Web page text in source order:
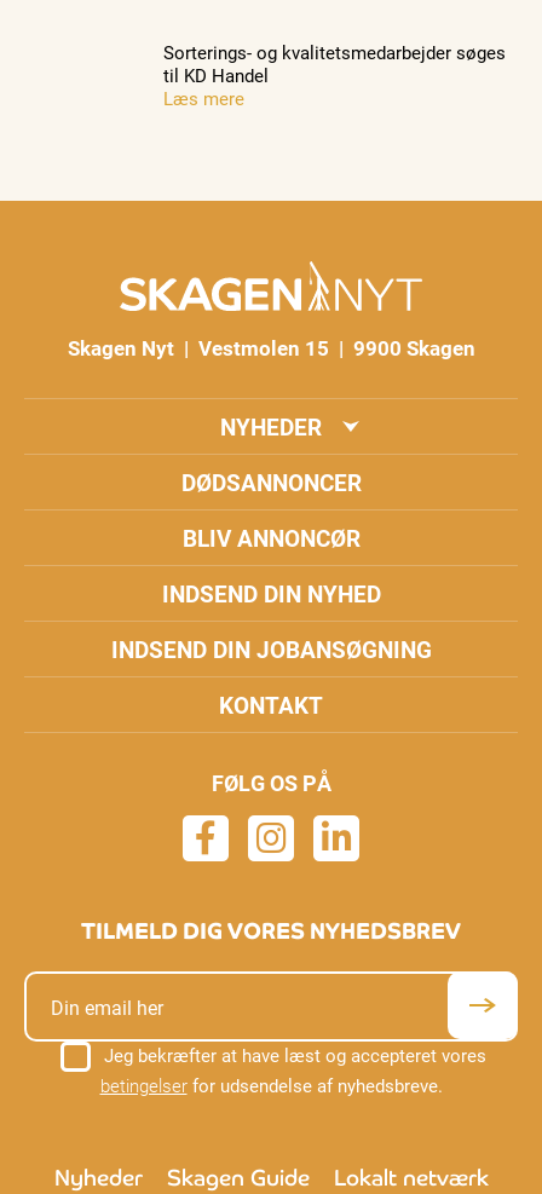
Sorterings- og kvalitetsmedarbejder søges
til KD Handel
Læs mere
Skagen Nyt | Vestmolen 15 | 9900 Skagen
NYHEDER
DØDSANNONCER
BLIV ANNONCØR
INDSEND DIN NYHED
INDSEND DIN JOBANSØGNING
KONTAKT
FØLG OS PÅ
TILMELD DIG VORES NYHEDSBREV
Jeg bekræfter at have læst og accepteret vores
betingelserfor udsendelse af nyhedsbreve.
Nyheder Skagen Guide
Lokalt netværk